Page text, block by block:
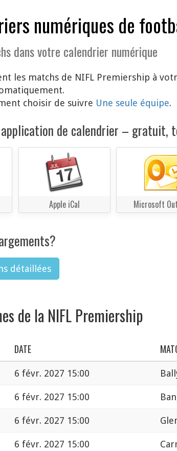
numériques de
dans votre calendrier numérique
les matchs de NIFL Premiership à
choisir de suivre Une seule équipe.
de calendrier – gratuit,
Apple iCal Microsoft
détaillées
de la NIFL Premiership
DATE
6 févr. 2027 15:00
6 févr. 2027 15:00
6 févr. 2027 15:00
6 févr. 2027 15:00